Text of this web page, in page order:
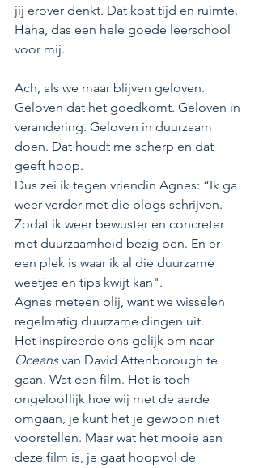
jij erover denkt. Dat kost tijd en ruimte.
Haha, das een hele goede leerschool
voor mij.
Ach, als we maar blijven geloven.
Geloven dat het goedkomt. Geloven in
verandering. Geloven in duurzaam
doen. Dat houdt me scherp en dat
geeft hoop.
Dus zei ik tegen vriendin Agnes: “Ik ga
weer verder met die blogs schrijven.
Zodat ik weer bewuster en concreter
met duurzaamheid bezig ben. En er
een plek is waar ik al die duurzame
weetjes en tips kwijt kan".
Agnes meteen blij, want we wisselen
regelmatig duurzame dingen uit.
Het inspireerde ons gelijk om naar
Oceans van David Attenborough te
gaan. Wat een film. Het is toch
ongelooflijk hoe wij met de aarde
omgaan, je kunt het je gewoon niet
voorstellen. Maar wat het mooie aan
deze film is, je gaat hoopvol de